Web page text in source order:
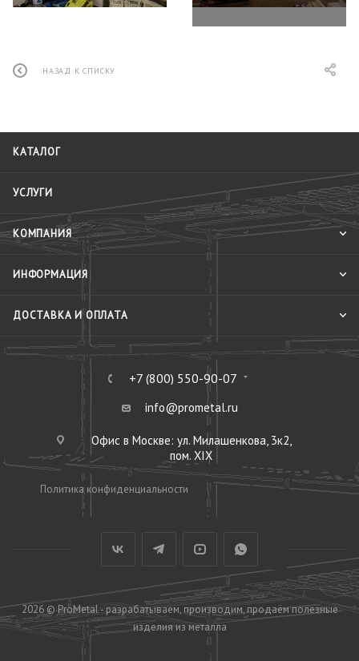
НАЗАД К СПИСКУ
КАТАЛОГ
УСЛУГИ
КОМПАНИЯ
ИНФОРМАЦИЯ
ДОСТАВКА И ОПЛАТА
+7 (800) 550-90-07
info@prometal.ru
Офис в Москве: ул. Милашенкова, 3к2,
пом. XIX
Политика конфиденциальности
2026 © ProMetal - разрабатываем, производим, продаём полезные
изделия из металла